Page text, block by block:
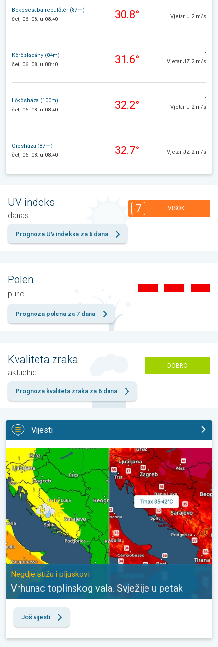
Békéscsaba repülőtér (87m)
čet, 06. 08. u 08:40
30.8°
-
Vjetar J 2 m/s
Körösladány (84m)
čet, 06. 08. u 08:40
31.6°
-
Vjetar JZ 2 m/s
Lőkösháza (100m)
čet, 06. 08. u 08:40
32.2°
-
Vjetar J 2 m/s
Orosháza (87m)
čet, 06. 08. u 08:40
32.7°
-
Vjetar JZ 2 m/s
UV indeks
danas
7 VISOK
Prognoza UV indeksa za 6 dana
Polen
puno
Prognoza polena za 7 dana
Kvaliteta zraka
aktuelno
DOBRO
Prognoza kvaliteta zraka za 6 dana
Vijesti
Vrhunac toplinskog vala. Svježije u petak. Negdje stižu i
Negdje stižu i pljuskovi
Vrhunac toplinskog vala. Svježije u petak
Još vijesti